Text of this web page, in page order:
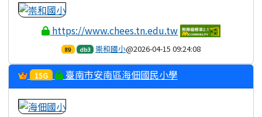
https://www.chees.tn.edu.tw
89 db3 崇和國小@2026-04-15 09:24:08
15G 臺南市安南區海佃國民小學